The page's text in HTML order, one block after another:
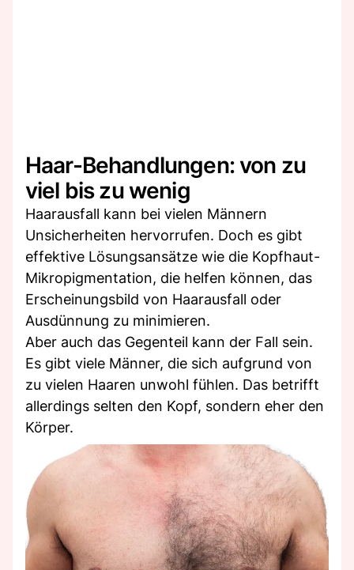
Haar-Behandlungen: von zu
viel bis zu wenig
Haarausfall kann bei vielen Männern
Unsicherheiten hervorrufen. Doch es gibt
effektive Lösungsansätze wie die Kopfhaut-
Mikropigmentation, die helfen können, das
Erscheinungsbild von Haarausfall oder
Ausdünnung zu minimieren.
Aber auch das Gegenteil kann der Fall sein.
Es gibt viele Männer, die sich aufgrund von
zu vielen Haaren unwohl fühlen. Das betrifft
allerdings selten den Kopf, sondern eher den
Körper.